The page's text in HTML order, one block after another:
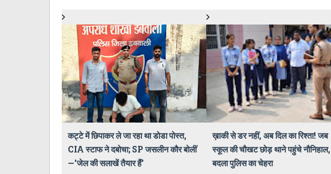
कट्टे में छिपाकर ले जा रहा था डोडा पोस्त,
CIA स्टाफ ने दबोचा; SP जसलीन कौर बोलीं
—'जेल की सलाखें तैयार हैं'
ख़ाकी से डर नहीं, अब दिल का रिश्ता! जब
स्कूल की चौखट छोड़ थाने पहुंचे नौनिहाल,
बदला पुलिस का चेहरा